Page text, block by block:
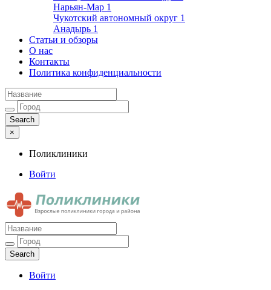
Нарьян-Мар 1
Чукотский автономный округ 1
Анадырь 1
Статьи и обзоры
О нас
Контакты
Политика конфиденциальности
×
Поликлиники
Войти
Поликлиники
Взрослые поликлиники города и района
Войти